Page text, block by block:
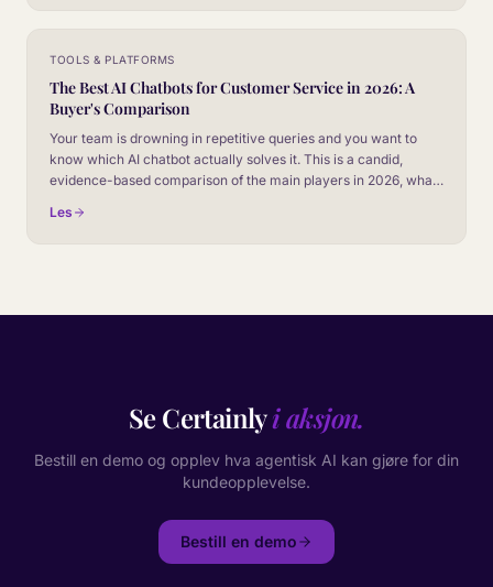
TOOLS & PLATFORMS
The Best AI Chatbots for Customer Service in 2026: A
Buyer's Comparison
Your team is drowning in repetitive queries and you want to
know which AI chatbot actually solves it. This is a candid,
evidence-based comparison of the main players in 2026, what
getting sold a demo.
Les
Se Certainlyi aksjon.
Bestill en demo og opplev hva agentisk AI kan gjøre for din
kundeopplevelse.
Bestill en demo